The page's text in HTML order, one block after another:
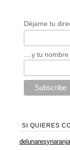
Déjame tu
....y tu nombre
SI QUIERES